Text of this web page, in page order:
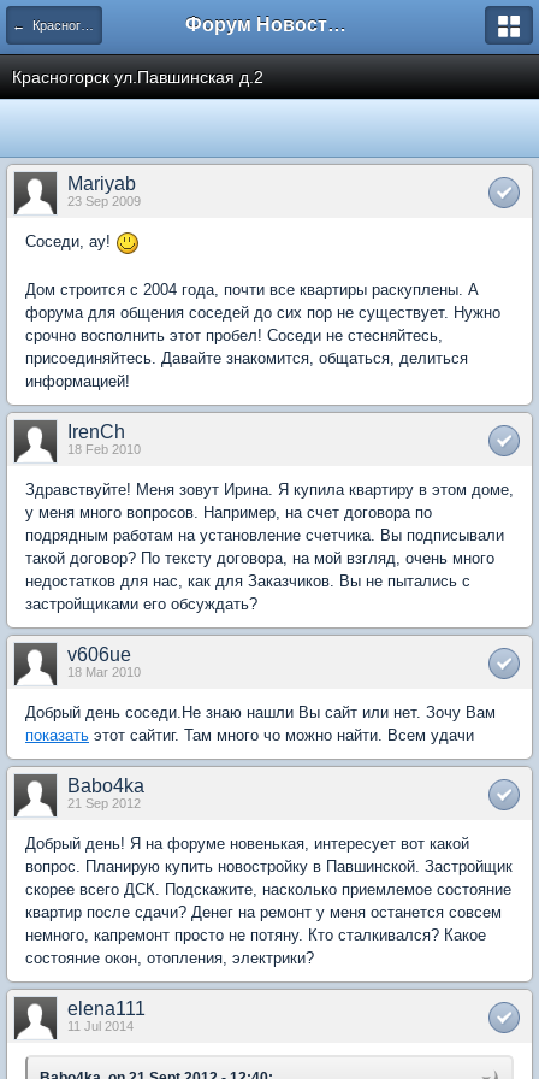
← Красногорск Форум Новостройки
Красногорск ул.Павшинская д.2
Mariyab
23 Sep 2009
Соседи, ау!
Дом строится с 2004 года, почти все квартиры раскуплены. А
форума для общения соседей до сих пор не существует. Нужно
срочно восполнить этот пробел! Соседи не стесняйтесь,
присоединяйтесь. Давайте знакомится, общаться, делиться
информацией!
IrenCh
18 Feb 2010
Здравствуйте! Меня зовут Ирина. Я купила квартиру в этом доме,
у меня много вопросов. Например, на счет договора по
подрядным работам на установление счетчика. Вы подписывали
такой договор? По тексту договора, на мой взгляд, очень много
недостатков для нас, как для Заказчиков. Вы не пытались с
застройщиками его обсуждать?
v606ue
18 Mar 2010
Добрый день соседи.Не знаю нашли Вы сайт или нет. Зочу Вам
показать этот сайтиг. Там много чо можно найти. Всем удачи
Babo4ka
21 Sep 2012
Добрый день! Я на форуме новенькая, интересует вот какой
вопрос. Планирую купить новостройку в Павшинской. Застройщик
скорее всего ДСК. Подскажите, насколько приемлемое состояние
квартир после сдачи? Денег на ремонт у меня останется совсем
немного, капремонт просто не потяну. Кто сталкивался? Какое
состояние окон, отопления, электрики?
elena111
11 Jul 2014